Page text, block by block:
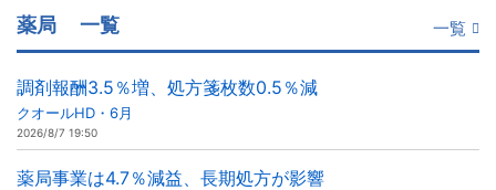
薬局 一覧 一覧
調剤報酬3.5％増、処方箋枚数0.5％減
クオールHD・6月
2026/8/7 19:50
薬局事業は4.7％減益、長期処方が影響